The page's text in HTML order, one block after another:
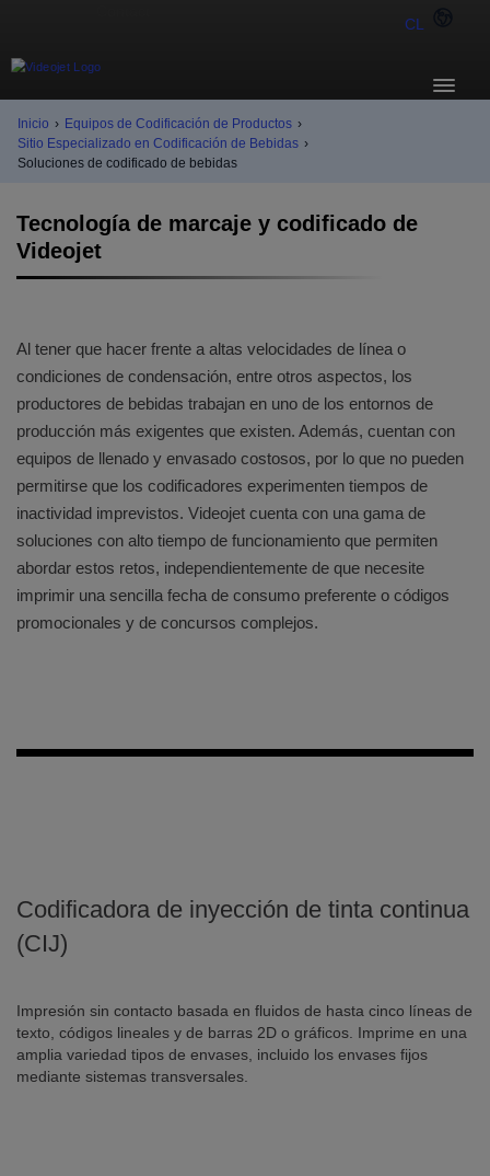
CL
Inicio › Equipos de Codificación de Productos ›
Sitio Especializado en Codificación de Bebidas ›
Soluciones de codificado de bebidas
Tecnología de marcaje y codificado de
Videojet
Al tener que hacer frente a altas velocidades de línea o
condiciones de condensación, entre otros aspectos, los
productores de bebidas trabajan en uno de los entornos de
producción más exigentes que existen. Además, cuentan con
equipos de llenado y envasado costosos, por lo que no pueden
permitirse que los codificadores experimenten tiempos de
inactividad imprevistos. Videojet cuenta con una gama de
soluciones con alto tiempo de funcionamiento que permiten
abordar estos retos, independientemente de que necesite
imprimir una sencilla fecha de consumo preferente o códigos
promocionales y de concursos complejos.
Codificadora de inyección de tinta continua
(CIJ)
Impresión sin contacto basada en fluidos de hasta cinco líneas de
texto, códigos lineales y de barras 2D o gráficos. Imprime en una
amplia variedad tipos de envases, incluido los envases fijos
mediante sistemas transversales.